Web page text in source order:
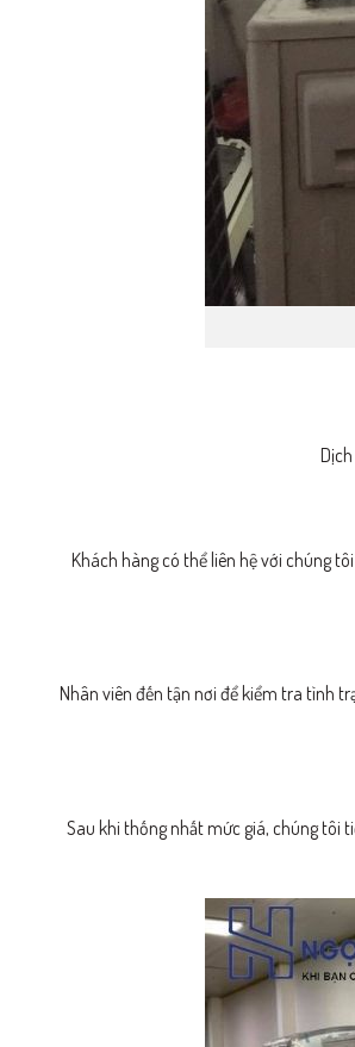
Khách hàng có thể liên hệ với chúng
Nhân viên đến tận nơi để kiểm tra tình
Sau khi thống nhất mức giá, chúng tôi